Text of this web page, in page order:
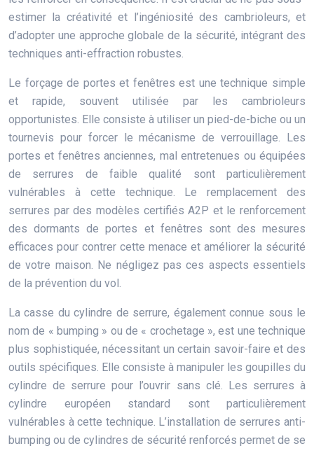
estimer la créativité et l’ingéniosité des cambrioleurs, et
d’adopter une approche globale de la sécurité, intégrant des
techniques anti-effraction robustes.
Le forçage de portes et fenêtres est une technique simple
et rapide, souvent utilisée par les cambrioleurs
opportunistes. Elle consiste à utiliser un pied-de-biche ou un
tournevis pour forcer le mécanisme de verrouillage. Les
portes et fenêtres anciennes, mal entretenues ou équipées
de serrures de faible qualité sont particulièrement
vulnérables à cette technique. Le remplacement des
serrures par des modèles certifiés A2P et le renforcement
des dormants de portes et fenêtres sont des mesures
efficaces pour contrer cette menace et améliorer la sécurité
de votre maison. Ne négligez pas ces aspects essentiels
de la prévention du vol.
La casse du cylindre de serrure, également connue sous le
nom de « bumping » ou de « crochetage », est une technique
plus sophistiquée, nécessitant un certain savoir-faire et des
outils spécifiques. Elle consiste à manipuler les goupilles du
cylindre de serrure pour l’ouvrir sans clé. Les serrures à
cylindre européen standard sont particulièrement
vulnérables à cette technique. L’installation de serrures anti-
bumping ou de cylindres de sécurité renforcés permet de se